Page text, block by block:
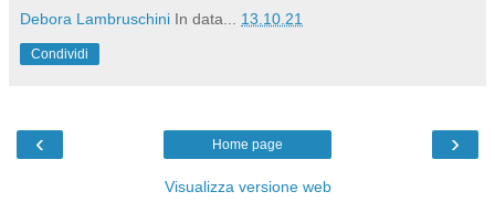
Debora Lambruschini In data... 13.10.21
Condividi
‹ ›
Home page
Visualizza versione web